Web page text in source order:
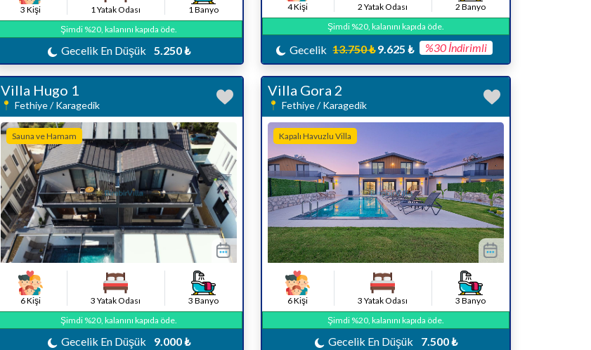
3 Kişi 1 Yatak Odası
1 Banyo
Şimdi %20, kalanını kapıda öde.
Gecelik En Düşük 5.250 ₺
4 Kişi 2 Yatak Odası
2 Banyo
Şimdi %20, kalanını kapıda öde.
Gecelik 13.750 ₺9.625 ₺ %30 İndirimli
Villa Hugo 1
Fethiye / Karagedik
Sauna ve Hamam
6 Kişi 3 Yatak Odası
3 Banyo
Şimdi %20, kalanını kapıda öde.
Gecelik En Düşük 9.000 ₺
Villa Gora 2
Fethiye / Karagedik
Kapalı Havuzlu Villa
6 Kişi 3 Yatak Odası
3 Banyo
Şimdi %20, kalanını kapıda öde.
Gecelik En Düşük 7.500 ₺